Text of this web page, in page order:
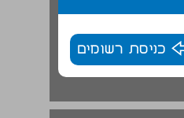
כניסת רשומים